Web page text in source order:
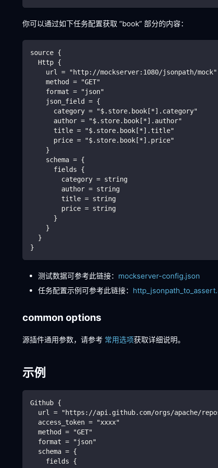
你可以通过如下任务配置获取 “book” 部分的内容：
source {
  Http {
    url = "http://mockserver:1080/jsonpath/mock"
    method = "GET"
    format = "json"
    json_field = {
      category = "$.store.book[*].category"
      author = "$.store.book[*].author"
      title = "$.store.book[*].title"
      price = "$.store.book[*].price"
    }
    schema = {
      fields {
        category = string
        author = string
        title = string
        price = string
      }
    }
  }
}
测试数据可参考此链接： mockserver-config.json
任务配置示例可参考此链接：
common options
源插件通用参数，请参考 常用选项获取详细说明。
示例
Github {
url = "https://api.github.com/orgs/apache/
  access_token = "xxxx"
  method = "GET"
  format = "json"
  schema = {
    fields {